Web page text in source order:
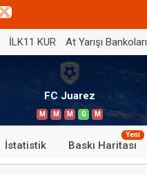
İLK11 KUR At Yarışı Bankoları
FC Juarez
M M M G M
İstatistik Baskı Haritası
Yeni